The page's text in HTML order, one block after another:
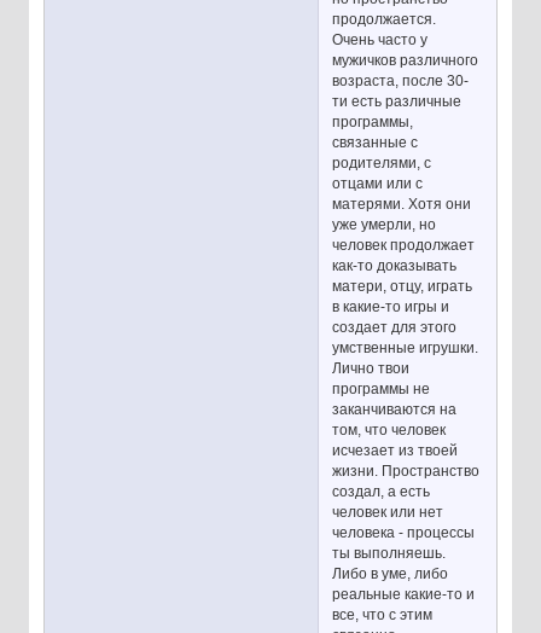
продолжается.
Очень часто у
мужичков различного
возраста, после 30-
ти есть различные
программы,
связанные с
родителями, с
отцами или с
матерями. Хотя они
уже умерли, но
человек продолжает
как-то доказывать
матери, отцу, играть
в какие-то игры и
создает для этого
умственные игрушки.
Лично твои
программы не
заканчиваются на
том, что человек
исчезает из твоей
жизни. Пространство
создал, а есть
человек или нет
человека - процессы
ты выполняешь.
Либо в уме, либо
реальные какие-то и
все, что с этим